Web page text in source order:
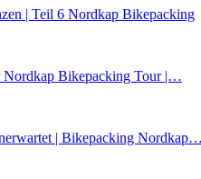
| Teil 6 Nordkap Bikepacking
Nordkap Bikepacking Tour |…
| Bikepacking Nordkap…